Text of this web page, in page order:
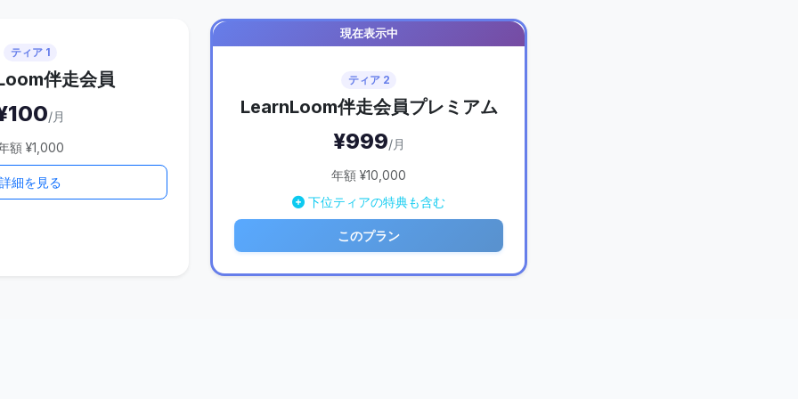
ティア 1
伴走会員
/月
額 ¥1,000
詳細を見る
現在表示中
ティア 2
LearnLoom伴走会員プレミアム
¥999/月
年額 ¥10,000
下位ティアの特典も含む
このプラン